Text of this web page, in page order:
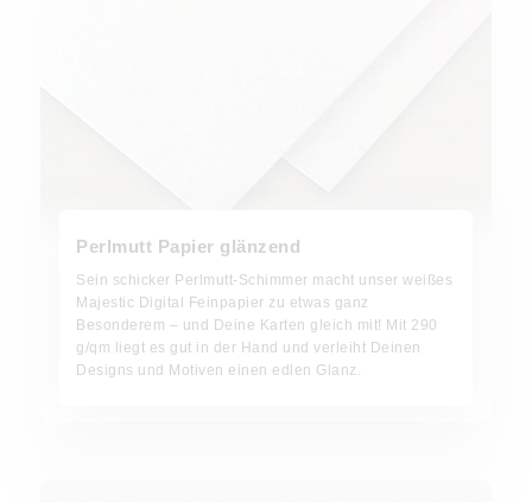
Perlmutt Papier glänzend
Sein schicker Perlmutt-Schimmer macht unser weißes
Majestic Digital Feinpapier zu etwas ganz
Besonderem – und Deine Karten gleich mit! Mit 290
g/qm liegt es gut in der Hand und verleiht Deinen
Designs und Motiven einen edlen Glanz.